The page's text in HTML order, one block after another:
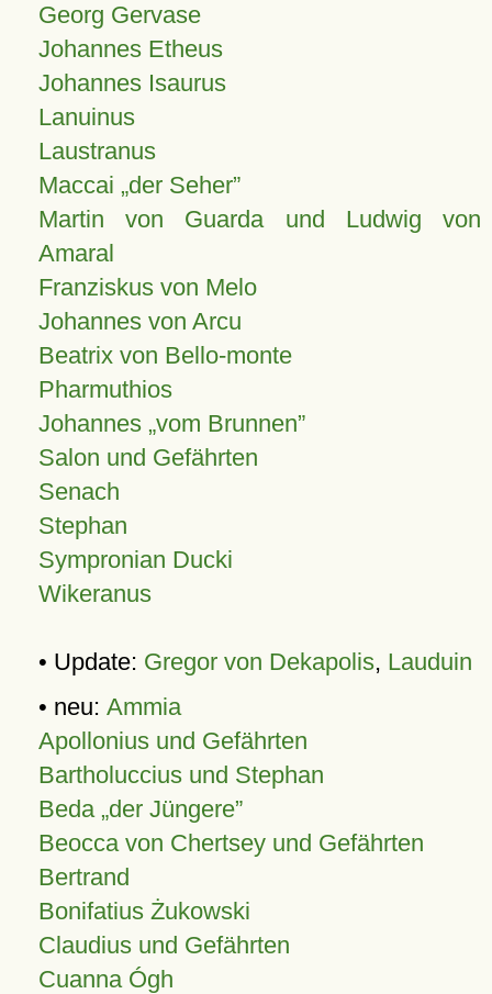
Georg Gervase
Johannes Etheus
Johannes Isaurus
Lanuinus
Laustranus
Maccai „der Seher”
Martin von Guarda und Ludwig von
Amaral
Franziskus von Melo
Johannes von Arcu
Beatrix von Bello-monte
Pharmuthios
Johannes vom Brunnen
Salon und Gefährten
Senach
Stephan
Sympronian Ducki
Wikeranus
• Update: Gregor von Dekapolis, Lauduin
• neu: Ammia
Apollonius und Gefährten
Bartholuccius und Stephan
Beda „der Jüngere”
Beocca von Chertsey und Gefährten
Bertrand
Bonifatius Żukowski
Claudius und Gefährten
Cuanna Ógh